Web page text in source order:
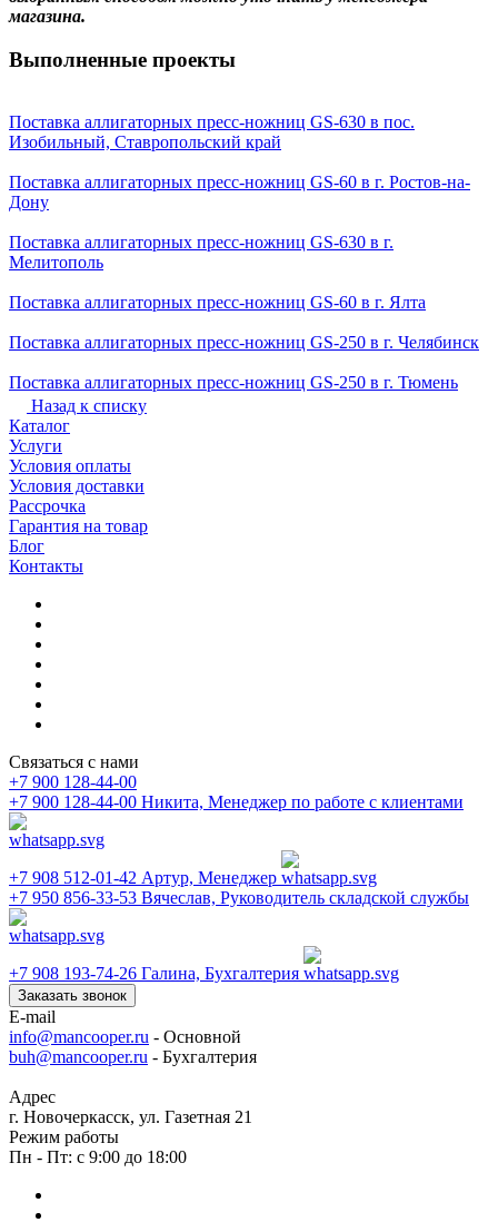
магазина.
Выполненные проекты
Поставка аллигаторных пресс-ножниц GS-630 в пос.
Изобильный, Ставропольский край
Поставка аллигаторных пресс-ножниц GS-60 в г. Ростов-на-
Дону
Поставка аллигаторных пресс-ножниц GS-630 в г.
Мелитополь
Поставка аллигаторных пресс-ножниц GS-60 в г. Ялта
Поставка аллигаторных пресс-ножниц GS-250 в г. Челябинск
Поставка аллигаторных пресс-ножниц GS-250 в г. Тюмень
Назад к списку
Каталог
Услуги
Условия оплаты
Условия доставки
Рассрочка
Гарантия на товар
Блог
Контакты
Связаться с нами
+7 900 128-44-00
+7 900 128-44-00 Никита, Менеджер по работе с клиентами
+7 908 512-01-42 Артур, Менеджер
+7 950 856-33-53 Вячеслав, Руководитель складской службы
+7 908 193-74-26 Галина, Бухгалтерия
Заказать звонок
E-mail
info@mancooper.ru - Основной
buh@mancooper.ru - Бухгалтерия
Адрес
г. Новочеркасск, ул. Газетная 21
Режим работы
Пн - Пт: с 9:00 до 18:00